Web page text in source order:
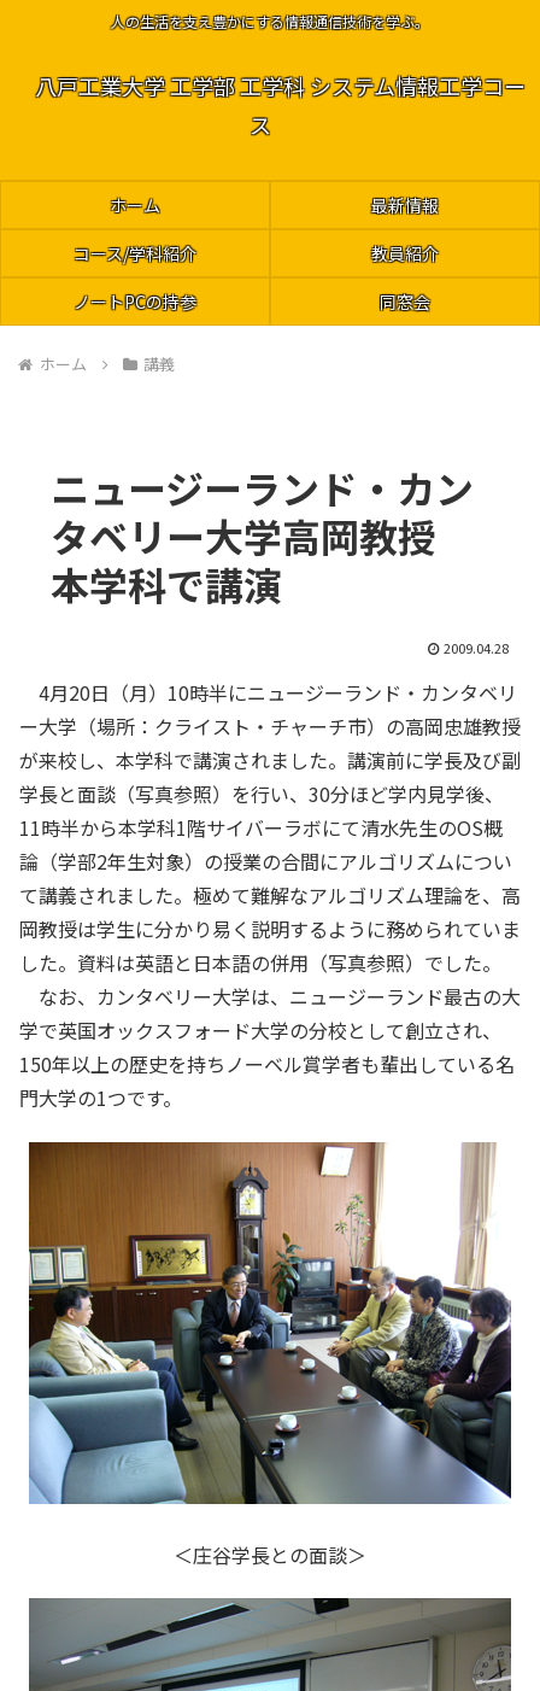
人の生活を支え豊かにする情報通信技術を学ぶ。
八戸工業大学 工学部 工学科 システム情報工学コー
ス
ホーム
最新情報
コース/学科紹介
教員紹介
ノートPCの持参
同窓会
ホーム 講義
ニュージーランド・カン
タベリー大学高岡教授
本学科で講演
2009.04.28
4月20日（月）10時半にニュージーランド・カンタベリ
ー大学（場所：クライスト・チャーチ市）の高岡忠雄教授
が来校し、本学科で講演されました。講演前に学長及び副
学長と面談（写真参照）を行い、30分ほど学内見学後、
11時半から本学科1階サイバーラボにて清水先生のOS概
論（学部2年生対象）の授業の合間にアルゴリズムについ
て講義されました。極めて難解なアルゴリズム理論を、高
岡教授は学生に分かり易く説明するように務められていま
した。資料は英語と日本語の併用（写真参照）でした。
なお、カンタベリー大学は、ニュージーランド最古の大
学で英国オックスフォード大学の分校として創立され、
150年以上の歴史を持ちノーベル賞学者も輩出している名
門大学の1つです。
＜庄谷学長との面談＞